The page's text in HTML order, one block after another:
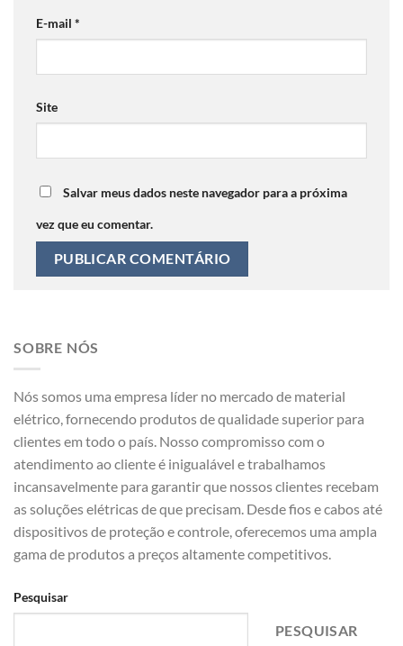
E-mail *
Site
Salvar meus dados neste navegador para a próxima
vez que eu comentar.
SOBRE NÓS
Nós somos uma empresa líder no mercado de material
elétrico, fornecendo produtos de qualidade superior para
clientes em todo o país. Nosso compromisso com o
atendimento ao cliente é inigualável e trabalhamos
incansavelmente para garantir que nossos clientes recebam
as soluções elétricas de que precisam. Desde fios e cabos até
dispositivos de proteção e controle, oferecemos uma ampla
gama de produtos a preços altamente competitivos.
Pesquisar
PESQUISAR